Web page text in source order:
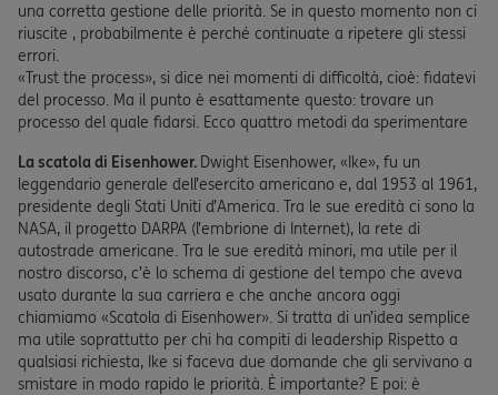
una corretta gestione delle priorità. Se in questo momento non ci
riuscite , probabilmente è perché continuate a ripetere gli stessi
errori.
«Trust the process», si dice nei momenti di difficoltà, cioè: fidatevi
del processo. Ma il punto è esattamente questo: trovare un
processo del quale fidarsi. Ecco quattro metodi da sperimentare
La scatola di Eisenhower. Dwight Eisenhower, «Ike», fu un
leggendario generale dell’esercito americano e, dal 1953 al 1961,
presidente degli Stati Uniti d’America. Tra le sue eredità ci sono la
NASA, il progetto DARPA (l’embrione di Internet), la rete di
autostrade americane. Tra le sue eredità minori, ma utile per il
nostro discorso, c’è lo schema di gestione del tempo che aveva
usato durante la sua carriera e che anche ancora oggi
chiamiamo «Scatola di Eisenhower». Si tratta di un’idea semplice
ma utile soprattutto per chi ha compiti di leadership Rispetto a
qualsiasi richiesta, Ike si faceva due domande che gli servivano a
smistare in modo rapido le priorità. È importante? E poi: è